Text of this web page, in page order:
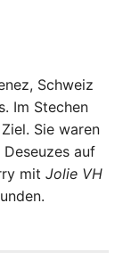
Schweiz
Im Stechen
Sie waren
auf
mit Jolie VH